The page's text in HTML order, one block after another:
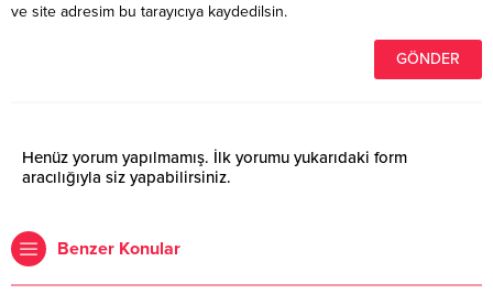
ve site adresim bu tarayıcıya kaydedilsin.
Henüz yorum yapılmamış. İlk yorumu yukarıdaki form
aracılığıyla siz yapabilirsiniz.
Benzer Konular